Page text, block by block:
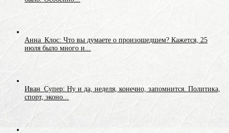
Анна_Клос: Что вы думаете о произошедшем? Кажется, 25
июля было много и...
Иван_Супер: Ну и да, неделя, конечно, запомнится. Политика,
спорт, эконо...